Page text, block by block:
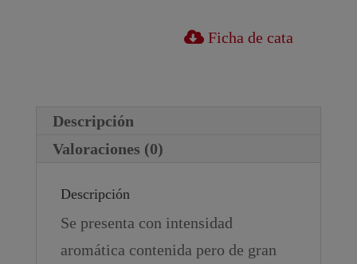
Ficha de cata
Descripción
Valoraciones (0)
Descripción
Se presenta con intensidad
aromática contenida pero de gran